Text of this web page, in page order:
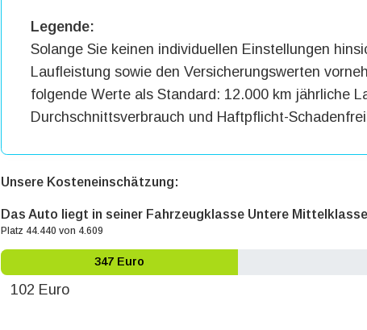
Legende:
Solange Sie keinen individuellen Einstellungen
Laufleistung sowie den Versicherungswerten
folgende Werte als Standard: 12.000 km jährliche
Durchschnittsverbrauch und Haftpflicht-
Unsere Kosteneinschätzung:
Das Auto liegt in seiner Fahrzeugklasse Untere
Platz 44.440 von 4.609
347 Euro
102 Euro